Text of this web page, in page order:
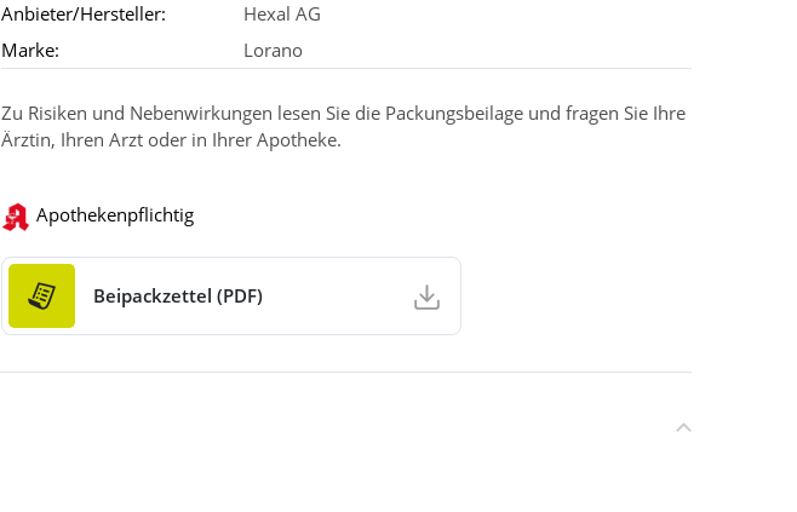
Anbieter/Hersteller:
Hexal AG
Marke:
Lorano
Zu Risiken und Nebenwirkungen lesen Sie die Packungsbeilage und fragen Sie Ihre
Ärztin, Ihren Arzt oder in Ihrer Apotheke.
Apothekenpflichtig
Beipackzettel (PDF)